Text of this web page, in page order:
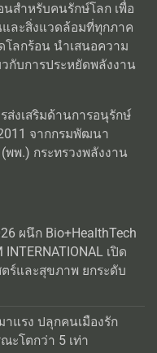
นสำหรับคนรักษ์โลก เพื่อ
ละสิ่งแวดล้อมที่ทุกภาค
ลกร้อน นำเสนอความ
กับการประหยัดพลังงาน
ส่งเสริมด้านการอนุรักษ์
จากกรมพัฒนา
พ.) กระทรวงพลังงาน
ผนึก Bio+HealthTech
INTERNATIONAL เปิด
ร์และสุขภาพ ยกระดับ
าแรง ปลุกคนเมืองรัก
ะโตกว่า 5 เท่า